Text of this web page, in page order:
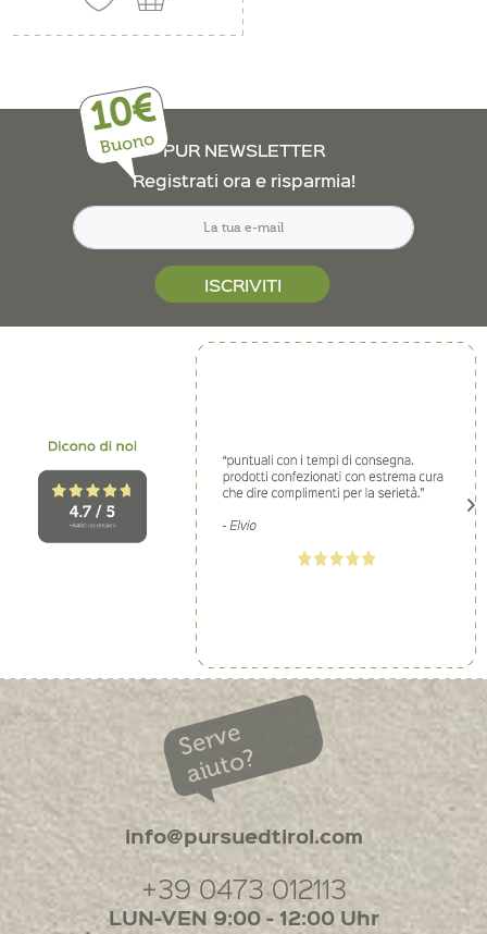
10€
Buono PUR NEWSLETTER
Registrati ora e risparmia!
ISCRIVITI
Serve
aiuto?
info@pursuedtirol.com
+39 0473 012113
LUN-VEN 9:00 - 12:00 Uhr